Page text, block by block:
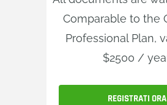
Comparable to the
Professional Plan,
$2500 /
REGISTRATI ORA